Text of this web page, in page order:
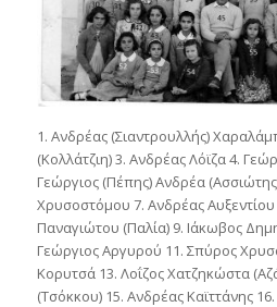
1. Ανδρέας (Σιαντρουλλής)
(Κολλάτζιη) 3. Ανδρέας Λόϊζα 4.
Γεώργιος (Πέπης) Ανδρέα
Χρυσοστόμου 7. Ανδρέας
Παναγιώτου (Παλία) 9. Ιάκωβος
Γεώργιος Αργυρού 11. Σπύρος
Κορυτσά 13. Λοΐζος Χατζηκώστα
(Τσόκκου) 15. Ανδρέας Καϊττάνης